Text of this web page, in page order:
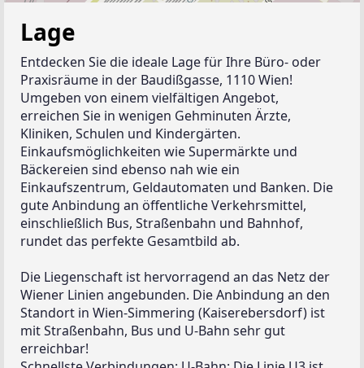
Lage
Entdecken Sie die ideale Lage für Ihre Büro- oder
Praxisräume in der Baudißgasse, 1110 Wien!
Umgeben von einem vielfältigen Angebot,
erreichen Sie in wenigen Gehminuten Ärzte,
Kliniken, Schulen und Kindergärten.
Einkaufsmöglichkeiten wie Supermärkte und
Bäckereien sind ebenso nah wie ein
Einkaufszentrum, Geldautomaten und Banken. Die
gute Anbindung an öffentliche Verkehrsmittel,
einschließlich Bus, Straßenbahn und Bahnhof,
rundet das perfekte Gesamtbild ab.
Die Liegenschaft ist hervorragend an das Netz der
Wiener Linien angebunden. Die Anbindung an den
Standort in Wien-Simmering (Kaiserebersdorf) ist
mit Straßenbahn, Bus und U-Bahn sehr gut
erreichbar!